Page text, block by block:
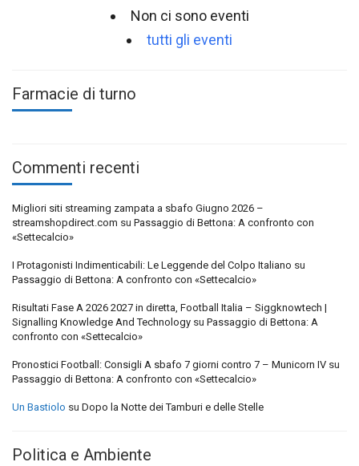
Non ci sono eventi
tutti gli eventi
Farmacie di turno
Commenti recenti
Migliori siti streaming zampata a sbafo Giugno 2026 –
streamshopdirect.com su Passaggio di Bettona: A confronto con
«Settecalcio»
I Protagonisti Indimenticabili: Le Leggende del Colpo Italiano su
Passaggio di Bettona: A confronto con «Settecalcio»
Risultati Fase A 2026 2027 in diretta, Football Italia – Siggknowtech |
Signalling Knowledge And Technology su Passaggio di Bettona: A
confronto con «Settecalcio»
Pronostici Football: Consigli A sbafo 7 giorni contro 7 – Municorn IV su
Passaggio di Bettona: A confronto con «Settecalcio»
Un Bastiolo su Dopo la Notte dei Tamburi e delle Stelle
Politica e Ambiente